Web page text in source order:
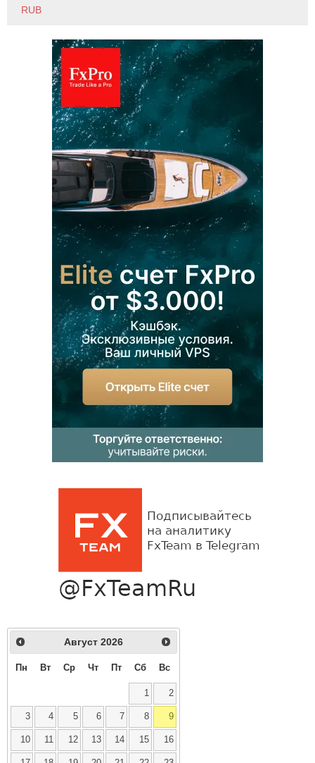
RUB
Август 2026
Пн Вт Ср Чт Пт Сб Вс
1 2
3 4 5 6 7 8 9
10 11 12 13 14 15 16